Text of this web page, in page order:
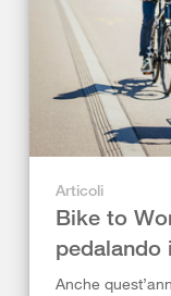
Articoli
Bike to
pedalando
Anche